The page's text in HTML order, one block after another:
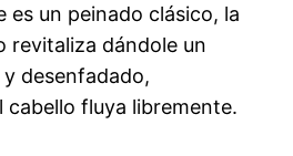
es un peinado clásico, la
revitaliza dándole un
desenfadado,
cabello fluya libremente.